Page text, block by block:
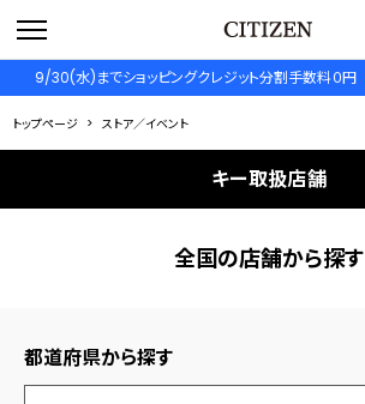
9/30(水)までショッピングクレジット分割手数料０円
トップページ ストア／イベント
キー取扱店舗
全国の店舗から探す
都道府県から探す